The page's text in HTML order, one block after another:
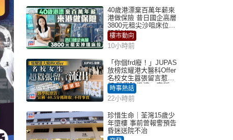
40歲港漂棄百萬年薪來
港做保險 昔日國企高層
3800元租尖沙咀床位｜
租盤Million
樓市動向
10小時前
「你個frd廢！」JUPAS
放榜炫耀港大醫科Offer
名校女生囂張留言惹眾
怒 醫學院澄清：宣稱
「40.5分獲錄取」不符事
實｜Juicy叮
時事熱話
22小時前
珍惜生命｜荃灣15歲少
年墮樓 事前曾報警預告
昏迷送院不治